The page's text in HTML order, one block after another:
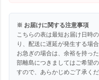
※ お届けに関する注意事項
こちらの表は最短お届け日時
り、配送に遅延が発生する場
お急ぎの場合は、余裕を持っ
部離島につきましてはご希望
すので、あらかじめご了承くだ